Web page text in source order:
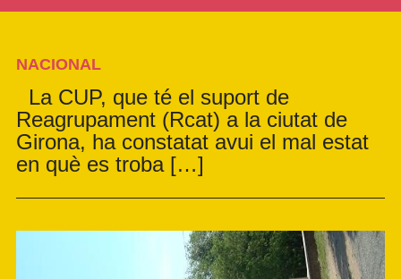
NACIONAL
La CUP, que té el suport de
Reagrupament (Rcat) a la ciutat de
Girona, ha constatat avui el mal estat
en què es troba […]